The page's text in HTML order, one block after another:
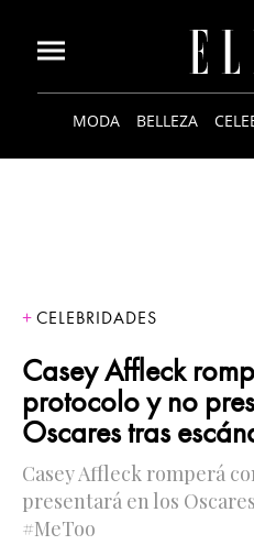
MODA BELLEZA
CELEBRIDADES
Casey Affleck
protocolo y no
Oscares tras
Casey Affleck romperá
presentará en los
#MeToo